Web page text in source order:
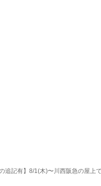
追記有】8/1(木)〜川西阪急の屋上